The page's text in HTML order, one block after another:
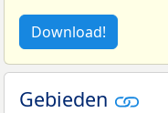
Download!
Gebieden